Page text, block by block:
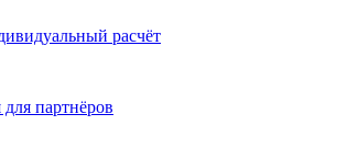
расчёт
партнёров